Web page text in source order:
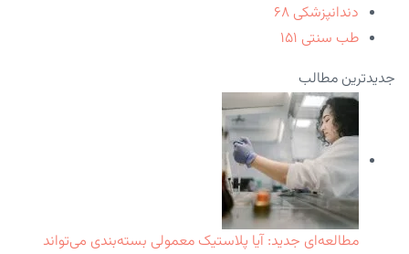
دندانپزشکی ۶۸
طب سنتی ۱۵۱
جدیدترین مطالب
مطالعه‌ای جدید: آیا پلاستیک معمولی بسته‌بندی می‌تواند